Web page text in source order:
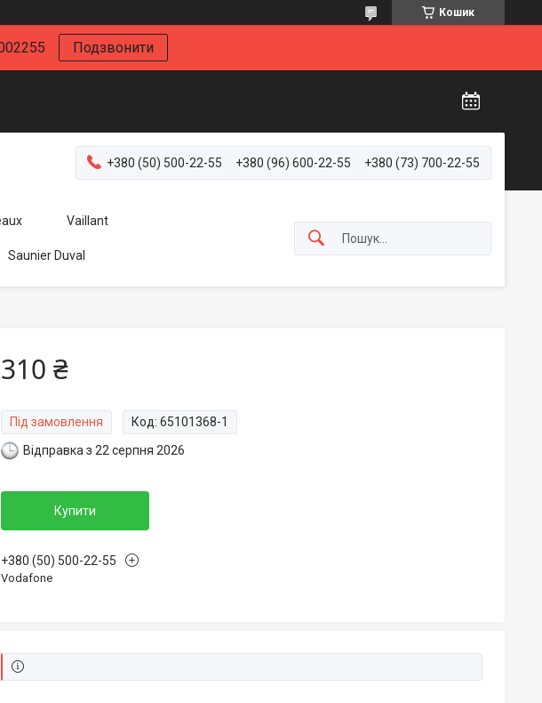
Кошик
Подзвонити
+380 (50) 500-22-55 +380 (96) 600-22-55 +380 (73) 700-22-55
Vaillant
Saunier Duval
310 ₴
Під замовлення Код: 65101368-1
Відправка з 22 серпня 2026
Купити
+380 (50) 500-22-55
Vodafone